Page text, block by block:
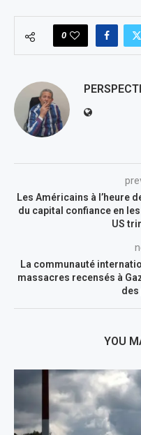
0
Les Américains à l’heure
du capital confiance en
US
La communauté
massacres recensés à
YOU